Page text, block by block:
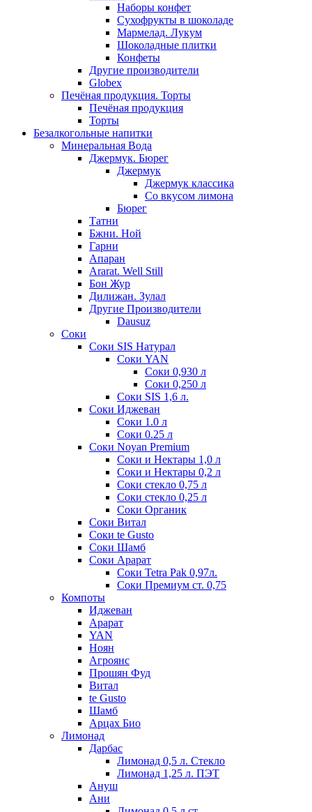
Наборы конфет
Сухофрукты в шоколаде
Мармелад. Лукум
Шоколадные плитки
Конфеты
Другие производители
Globex
Печёная продукция. Торты
Печёная продукция
Торты
Безалкогольные напитки
Минеральная Вода
Джермук. Бюрег
Джермук
Джермук классика
Со вкусом лимона
Бюрег
Татни
Бжни. Ной
Гарни
Апаран
Ararat. Well Still
Бон Жур
Дилижан. Зулал
Другие Производители
Dausuz
Соки
Соки SIS Натурал
Соки YAN
Соки 0,930 л
Соки 0,250 л
Соки SIS 1,6 л.
Соки Иджеван
Соки 1.0 л
Соки 0.25 л
Соки Noyan Premium
Соки и Нектары 1,0 л
Соки и Нектары 0,2 л
Соки стекло 0,75 л
Соки стекло 0,25 л
Соки Органик
Соки Витал
Соки te Gusto
Соки Шамб
Соки Арарат
Соки Tetra Pak 0,97л.
Соки Премиум ст. 0,75
Компоты
Иджеван
Арарат
YAN
Ноян
Агроянс
Прошян Фуд
Витал
te Gusto
Шамб
Арцах Био
Лимонад
Дарбас
Лимонад 0,5 л. Стекло
Лимонад 1,25 л. ПЭТ
Ануш
Ани